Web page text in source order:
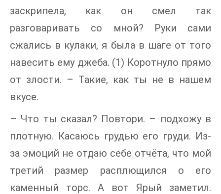
заскрипела, как он смел так
разговаривать со мной? Руки сами
сжались в кулаки, я была в шаге от того
навесить ему джеба. (1) Коротнуло прямо
от злости. – Такие, как ты не в нашем
вкусе.
– Что ты сказал? Повтори. – подхожу в
плотную. Касаюсь грудью его груди. Из-
за эмоций не отдаю себе отчёта, что мой
третий размер расплющился о его
каменный торс. А вот Ярый заметил.